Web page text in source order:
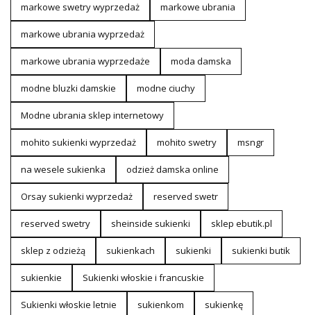
markowe swetry wyprzedaż markowe ubrania
markowe ubrania wyprzedaż
markowe ubrania wyprzedaże moda damska
modne bluzki damskie modne ciuchy
Modne ubrania sklep internetowy
mohito sukienki wyprzedaż mohito swetry msngr
na wesele sukienka odzież damska online
Orsay sukienki wyprzedaż reserved swetr
reserved swetry sheinside sukienki sklep ebutik.pl
sklep z odzieżą sukienkach sukienki sukienki butik
sukienkie Sukienki włoskie i francuskie
Sukienki włoskie letnie sukienkom sukienkę